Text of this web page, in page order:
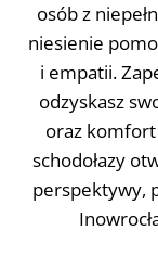
osób z
niesienie
i empatii.
odzyskasz
oraz komfort
schodołazy
perspektywy,